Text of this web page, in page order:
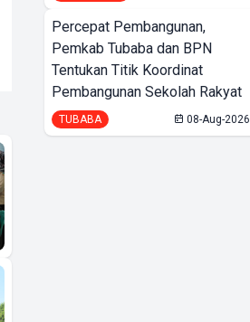
Percepat Pembangunan,
Pemkab Tubaba dan BPN
Tentukan Titik Koordinat
Pembangunan Sekolah Rakyat
TUBABA 08-Aug-2026